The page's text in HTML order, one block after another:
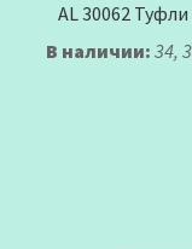
AL 30062
В наличии: 34,